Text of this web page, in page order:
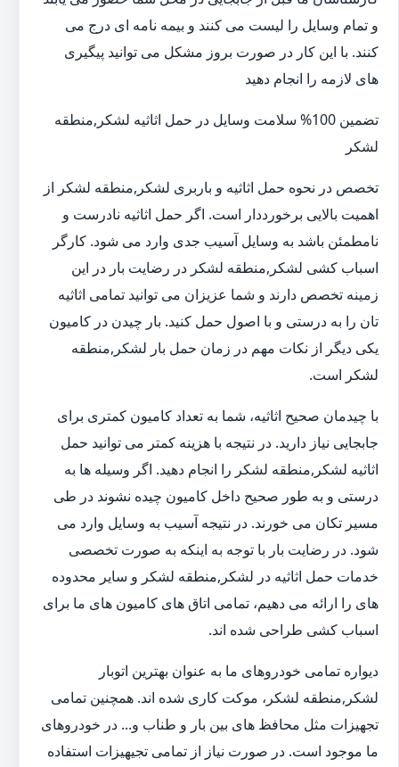
و تمام وسایل را لیست می کنند و بیمه نامه ای درج می
کنند. با این کار در صورت بروز مشکل می توانید پیگیری
های لازمه را انجام دهید
تضمین 100% سلامت وسایل در حمل اثاثیه لشکر,منطقه
لشکر
تخصص در نحوه حمل اثاثیه و باربری لشکر,منطقه لشکر از
اهمیت بالایی برخورددار است. اگر حمل اثاثیه نادرست و
نامطمئن باشد به وسایل آسیب جدی وارد می شود. کارگر
اسباب کشی لشکر,منطقه لشکر در رضایت بار در این
زمینه تخصص دارند و شما عزیزان می توانید تمامی اثاثیه
تان را به درستی و با اصول حمل کنید. بار چیدن در کامیون
یکی دیگر از نکات مهم در زمان حمل بار لشکر,منطقه
لشکر است.
با چیدمان صحیح اثاثیه، شما به تعداد کامیون کمتری برای
جابجایی نیاز دارید. در نتیجه با هزینه کمتر می توانید حمل
اثاثیه لشکر,منطقه لشکر را انجام دهید. اگر وسیله ها به
درستی و به طور صحیح داخل کامیون چیده نشوند در طی
مسیر تکان می خورند. در نتیجه آسیب به وسایل وارد می
شود. در رضایت بار با توجه به اینکه به صورت تخصصی
خدمات حمل اثاثیه در لشکر,منطقه لشکر و سایر محدوده
های را ارائه می دهیم، تمامی اتاق های کامیون های ما برای
اسباب کشی طراحی شده اند.
دیواره تمامی خودروهای ما به عنوان بهترین اتوبار
لشکر,منطقه لشکر، موکت کاری شده اند. همچنین تمامی
تجهیزات مثل محافظ های بین بار و طناب و... در خودروهای
ما موجود است. در صورت نیاز از تمامی تجیهیزات استفاده